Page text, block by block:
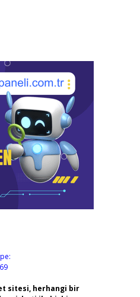
sitesi, herhangi bir